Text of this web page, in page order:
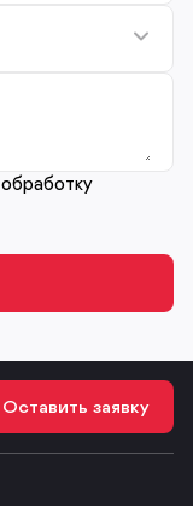
Оставить заявку